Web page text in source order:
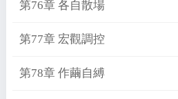
第76章 各自散場
第77章 宏觀調控
第78章 作繭自縛